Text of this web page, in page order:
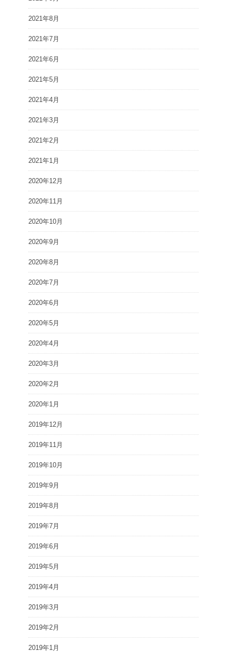
2021年8月
2021年7月
2021年6月
2021年5月
2021年4月
2021年3月
2021年2月
2021年1月
2020年12月
2020年11月
2020年10月
2020年9月
2020年8月
2020年7月
2020年6月
2020年5月
2020年4月
2020年3月
2020年2月
2020年1月
2019年12月
2019年11月
2019年10月
2019年9月
2019年8月
2019年7月
2019年6月
2019年5月
2019年4月
2019年3月
2019年2月
2019年1月